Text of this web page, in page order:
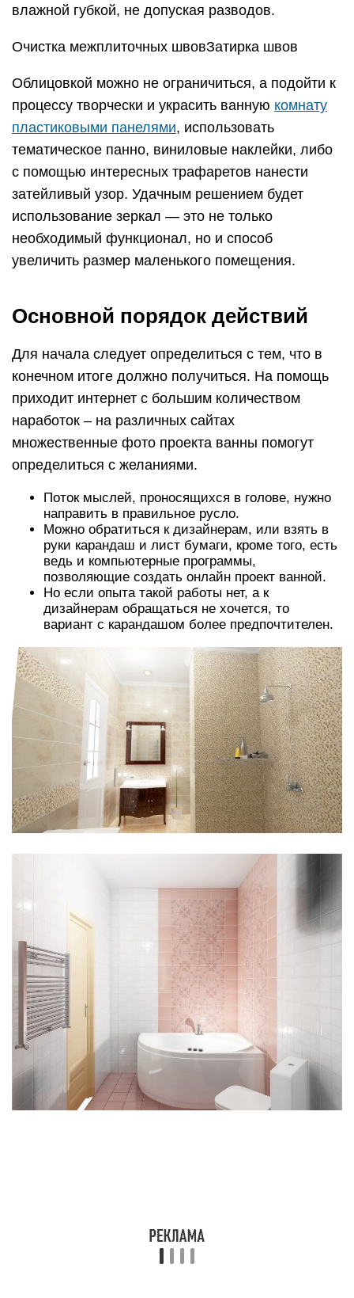
влажной губкой, не допуская разводов.
Очистка межплиточных швовЗатирка швов
Облицовкой можно не ограничиться, а подойти к
процессу творчески и украсить ванную комнату
пластиковыми панелями, использовать
тематическое панно, виниловые наклейки, либо
с помощью интересных трафаретов нанести
затейливый узор. Удачным решением будет
использование зеркал — это не только
необходимый функционал, но и способ
увеличить размер маленького помещения.
Основной порядок действий
Для начала следует определиться с тем, что в
конечном итоге должно получиться. На помощь
приходит интернет с большим количеством
наработок – на различных сайтах
множественные фото проекта ванны помогут
определиться с желаниями.
Поток мыслей, проносящихся в голове, нужно
направить в правильное русло.
Можно обратиться к дизайнерам, или взять в
руки карандаш и лист бумаги, кроме того, есть
ведь и компьютерные программы,
позволяющие создать онлайн проект ванной.
Но если опыта такой работы нет, а к
дизайнерам обращаться не хочется, то
вариант с карандашом более предпочтителен.